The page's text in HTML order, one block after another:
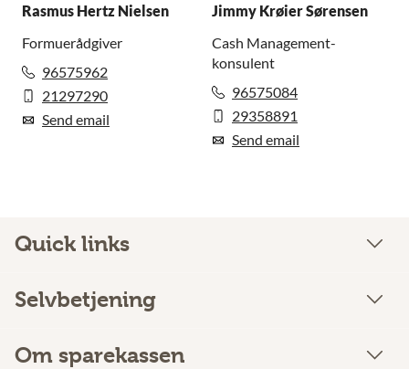
Rasmus Hertz Nielsen
Formuerådgiver
96575962
21297290
Send email
Jimmy Krøier Sørensen
Cash Management-
konsulent
96575084
29358891
Send email
Quick links
Selvbetjening
Om sparekassen